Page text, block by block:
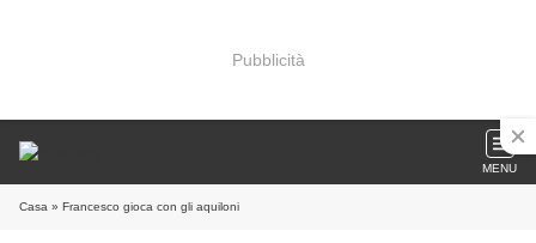
Pubblicità
MENU
Casa » Francesco gioca con gli aquiloni